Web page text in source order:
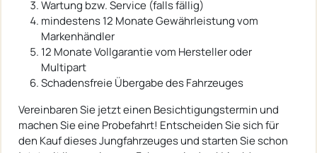
Wartung bzw. Service (falls fällig)
mindestens 12 Monate Gewährleistung vom
Markenhändler
12 Monate Vollgarantie vom Hersteller oder
Multipart
Schadensfreie Übergabe des Fahrzeuges
Vereinbaren Sie jetzt einen Besichtigungstermin und
machen Sie eine Probefahrt! Entscheiden Sie sich für
den Kauf dieses Jungfahrzeuges und starten Sie schon